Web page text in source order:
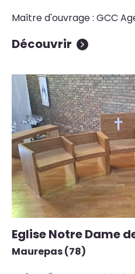
Maître d'ouvrage : GCC
Découvrir
Eglise Notre Dame
Maurepas (78)